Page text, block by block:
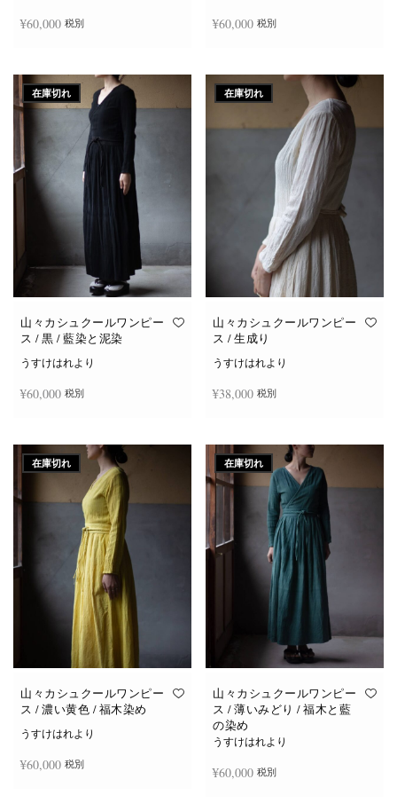
¥60,000 税別 ¥60,000 税別
在庫切れ
山々カシュクールワンピー
ス / 黒 / 藍染と泥染
うすけはれより
¥60,000 税別
在庫切れ
山々カシュクールワンピー
ス / 生成り
うすけはれより
¥38,000 税別
在庫切れ
山々カシュクールワンピー
ス / 濃い黄色 / 福木染め
うすけはれより
¥60,000 税別
在庫切れ
山々カシュクールワンピー
ス / 薄いみどり / 福木と藍
の染め
うすけはれより
¥60,000 税別